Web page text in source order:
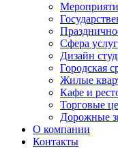
Сфера услуг
Дизайн
Городская
Жилые
Кафе и
Торговые
Дорожные
О компании
Контакты